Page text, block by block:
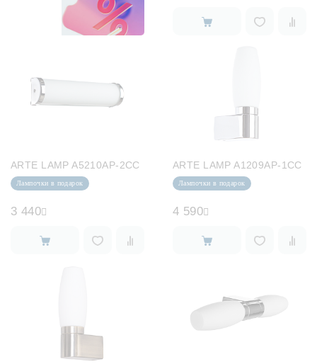
ARTE LAMP A5210AP-2CC
Лампочки в подарок
3 440
ARTE LAMP A1209AP-1CC
Лампочки в подарок
4 590